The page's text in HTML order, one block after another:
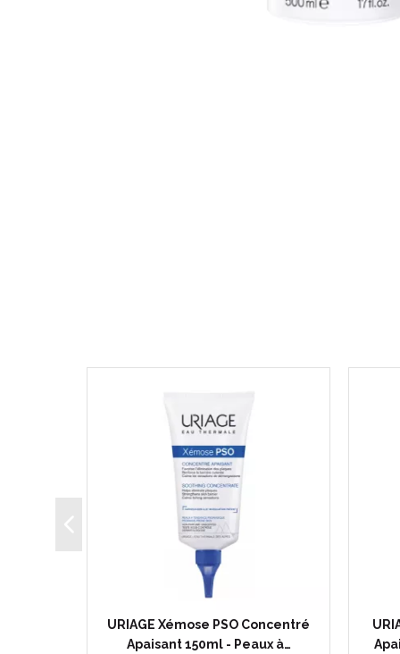
URIAGE Xémose PSO Concentré
Apaisant 150ml - Peaux à…